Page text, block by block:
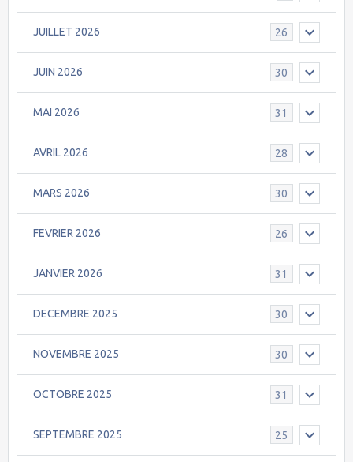
JUILLET 2026 26
JUIN 2026 30
MAI 2026 31
AVRIL 2026 28
MARS 2026 30
FEVRIER 2026 26
JANVIER 2026 31
DECEMBRE 2025 30
NOVEMBRE 2025 30
OCTOBRE 2025 31
SEPTEMBRE 2025 25